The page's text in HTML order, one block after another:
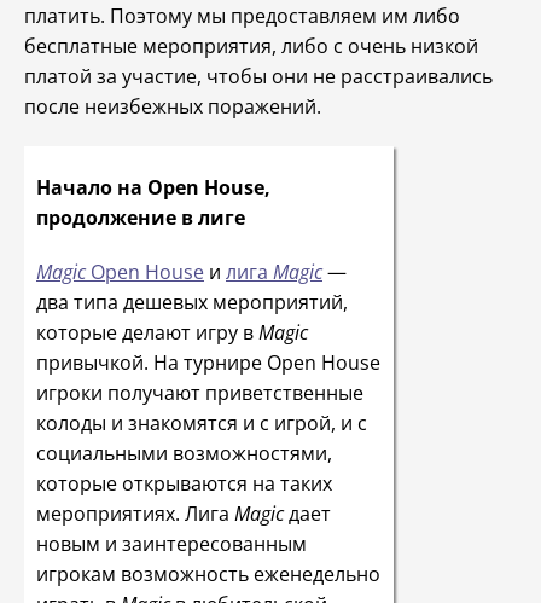
платить. Поэтому мы предоставляем им либо
бесплатные мероприятия, либо с очень низкой
платой за участие, чтобы они не расстраивались
после неизбежных поражений.
Начало на Open House,
продолжение в лиге
MagicOpen House и лига Magic—
два типа дешевых мероприятий,
которые делают игру вMagic
привычкой. На турнире Open House
игроки получают приветственные
колоды и знакомятся и с игрой, и с
социальными возможностями,
которые открываются на таких
мероприятиях. Лига Magicдает
новым и заинтересованным
игрокам возможность еженедельно